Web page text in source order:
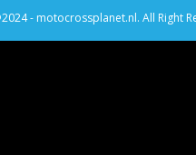
- motocrossplanet.nl. All Right